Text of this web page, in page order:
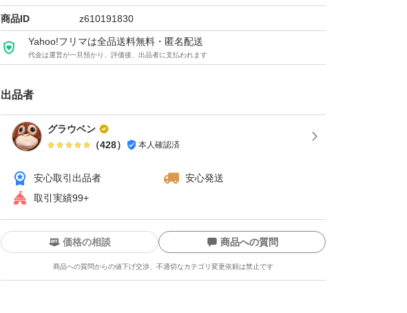
商品ID z610191830
Yahoo!フリマは全品送料無料・匿名配送
代金は運営が一旦預かり、評価後、出品者に支払われます
出品者
グラウベン
（428） 本人確認済
安心取引出品者
安心発送
取引実績99+
価格の相談 商品への質問
商品への質問からの値下げ交渉、不適切なカテゴリ変更依頼は禁止です